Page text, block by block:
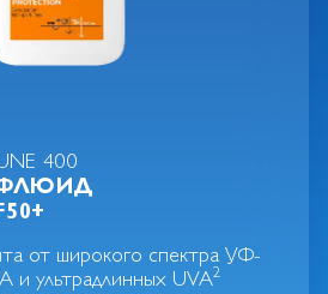
400
от широкого спектра УФ-
и ультрадлинных UVA2